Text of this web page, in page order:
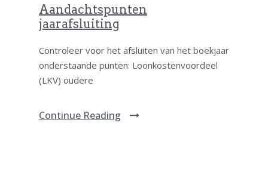
Aandachtspunten
jaarafsluiting
Controleer voor het afsluiten van het boekjaar
onderstaande punten: Loonkostenvoordeel
(LKV) oudere
Continue Reading